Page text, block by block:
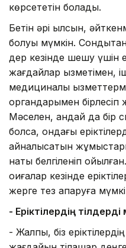
көрсететін болады.
Бетін әрі қылсын,
болуы мүмкін.
дер кезінде шешу үшін
жағдайлар қызметімен,
медициналық
органдарымен
Мәселен, қандай да бір
болсақ, ондағы
айналысатын
нақты белгіленіп
оқиғалар кезінде
жерге тез апаруға
- Еріктілердің тілдерді
- Жалпы, біз